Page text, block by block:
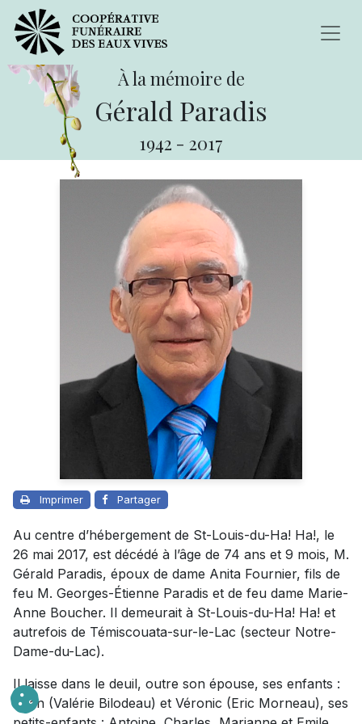
À la mémoire de
Gérald Paradis
1942 - 2017
Imprimer Partager
Au centre d’hébergement de St-Louis-du-Ha! Ha!, le
26 mai 2017, est décédé à l’âge de 74 ans et 9 mois, M.
Gérald Paradis, époux de dame Anita Fournier, fils de
feu M. Georges-Étienne Paradis et de feu dame Marie-
Anne Boucher. Il demeurait à St-Louis-du-Ha! Ha! et
autrefois de Témiscouata-sur-le-Lac (secteur Notre-
Dame-du-Lac).
Il laisse dans le deuil, outre son épouse, ses enfants :
Yvan (Valérie Bilodeau) et Véronic (Eric Morneau), ses